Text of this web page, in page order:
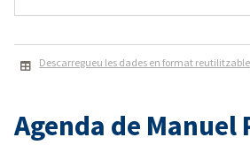
Descarregueu les dades en format reutilitzable
Agenda de Manuel